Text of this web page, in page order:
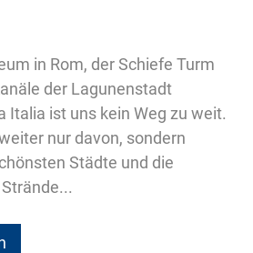
in Rom, der Schiefe Turm
der Lagunenstadt
Italia ist uns kein Weg zu weit.
nur davon, sondern
Städte und die